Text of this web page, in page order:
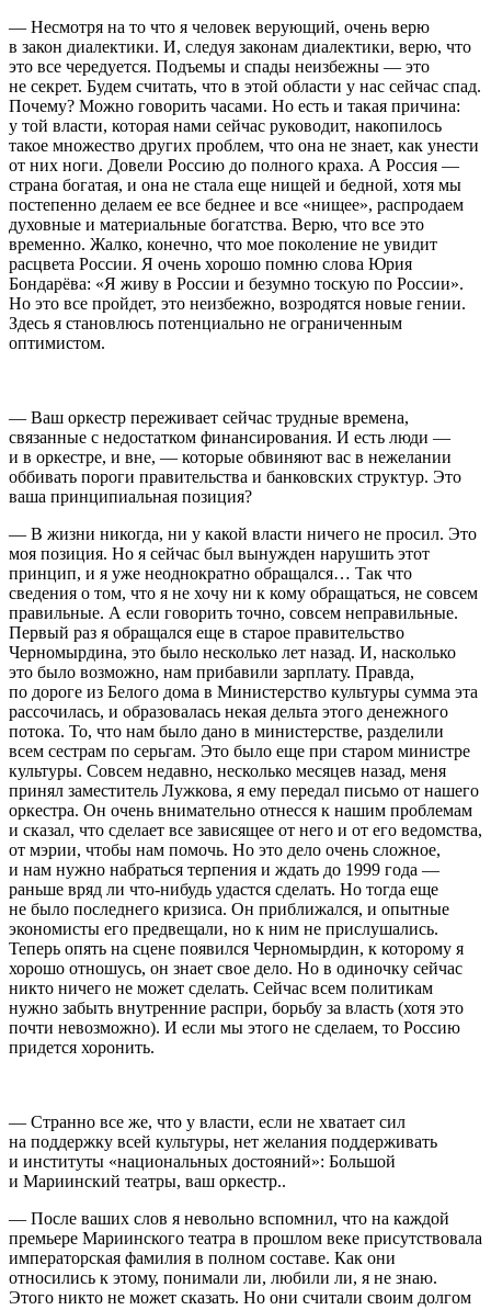
— Несмотря на то что я человек верующий, очень верю
в закон диалектики. И, следуя законам диалектики, верю, что
это все чередуется. Подъемы и спады неизбежны — это
не секрет. Будем считать, что в этой области у нас сейчас спад.
Почему? Можно говорить часами. Но есть и такая причина:
у той власти, которая нами сейчас руководит, накопилось
такое множество других проблем, что она не знает, как унести
от них ноги. Довели Россию до полного краха. А Россия —
страна богатая, и она не стала еще нищей и бедной, хотя мы
постепенно делаем ее все беднее и все «нищее», распродаем
духовные и материальные богатства. Верю, что все это
временно. Жалко, конечно, что мое поколение не увидит
расцвета России. Я очень хорошо помню слова Юрия
Бондарёва: «Я живу в России и безумно тоскую по России».
Но это все пройдет, это неизбежно, возродятся новые гении.
Здесь я становлюсь потенциально не ограниченным
оптимистом.
— Ваш оркестр переживает сейчас трудные времена,
связанные с недостатком финансирования. И есть люди —
и в оркестре, и вне, — которые обвиняют вас в нежелании
оббивать пороги правительства и банковских структур. Это
ваша принципиальная позиция?
— В жизни никогда, ни у какой власти ничего не просил. Это
моя позиция. Но я сейчас был вынужден нарушить этот
принцип, и я уже неоднократно обращался… Так что
сведения о том, что я не хочу ни к кому обращаться, не совсем
правильные. А если говорить точно, совсем неправильные.
Первый раз я обращался еще в старое правительство
Черномырдина, это было несколько лет назад. И, насколько
это было возможно, нам прибавили зарплату. Правда,
по дороге из Белого дома в Министерство культуры сумма эта
рассочилась, и образовалась некая дельта этого денежного
потока. То, что нам было дано в министерстве, разделили
всем сестрам по серьгам. Это было еще при старом министре
культуры. Совсем недавно, несколько месяцев назад, меня
принял заместитель Лужкова, я ему передал письмо от нашего
оркестра. Он очень внимательно отнесся к нашим проблемам
и сказал, что сделает все зависящее от него и от его ведомства,
от мэрии, чтобы нам помочь. Но это дело очень сложное,
и нам нужно набраться терпения и ждать до 1999 года —
раньше вряд ли что-нибудь удастся сделать. Но тогда еще
не было последнего кризиса. Он приближался, и опытные
экономисты его предвещали, но к ним не прислушались.
Теперь опять на сцене появился Черномырдин, к которому я
хорошо отношусь, он знает свое дело. Но в одиночку сейчас
никто ничего не может сделать. Сейчас всем политикам
нужно забыть внутренние распри, борьбу за власть (хотя это
почти невозможно). И если мы этого не сделаем, то Россию
придется хоронить.
— Странно все же, что у власти, если не хватает сил
на поддержку всей культуры, нет желания поддерживать
и институты «национальных достояний»: Большой
и Мариинский театры, ваш оркестр..
— После ваших слов я невольно вспомнил, что на каждой
премьере Мариинского театра в прошлом веке присутствовала
императорская фамилия в полном составе. Как они
относились к этому, понимали ли, любили ли, я не знаю.
Этого никто не может сказать. Но они считали своим долгом